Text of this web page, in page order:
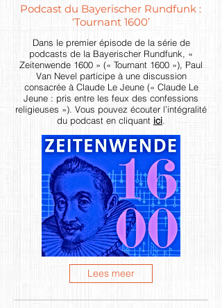
Podcast du Bayerischer Rundfunk :
‘Tournant 1600’
Dans le premier épisode de la série de
podcasts de la Bayerischer Rundfunk, «
Zeitenwende 1600 » (« Tournant 1600 »), Paul
Van Nevel participe à une discussion
consacrée à Claude Le Jeune (« Claude Le
Jeune : pris entre les feux des confessions
religieuses »). Vous pouvez écouter l’intégralité
du podcast en cliquant ici.
Lees meer